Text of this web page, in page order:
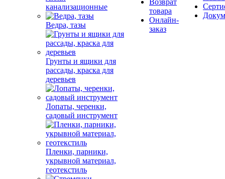
канализационные
Ведра, тазы
Грунты и ящики для
рассады, краска для
деревьев
Лопаты, черенки,
садовый инструмент
Пленки, парники,
укрывной материал,
геотекстиль
Возврат
товара
Онлайн-
заказ